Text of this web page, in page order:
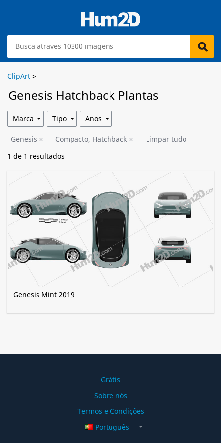
ClipArt >
Genesis Hatchback Plantas
Genesis Compacto, Hatchback
Limpar tudo
1 de 1 resultados
Genesis Mint 2019
Marca Tipo Anos
Grátis
Sobre nós
Termos e Condições
Português